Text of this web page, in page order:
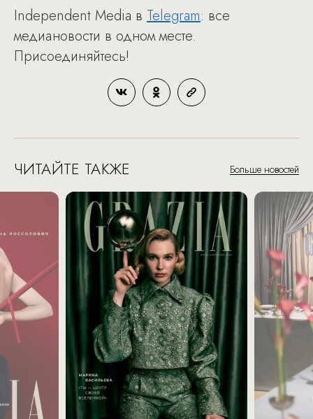
Independent Media в Telegram: все
медиановости в одном месте.
Присоединяйтесь!
ЧИТАЙТЕ ТАКЖЕ Больше новостей